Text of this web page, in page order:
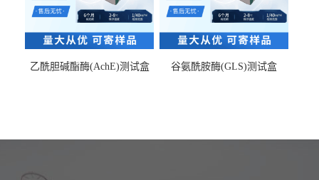
乙酰胆碱酯酶(AchE)测试盒 谷氨酰胺酶(GLS)测试盒